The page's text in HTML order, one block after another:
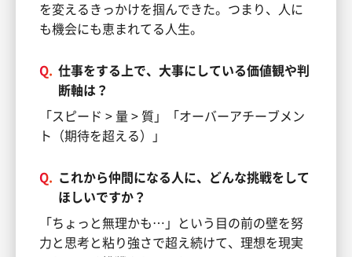
を変えるきっかけを掴んできた。つまり、人に
も機会にも恵まれてる人生。
Q. 仕事をする上で、大事にしている価値観や判
断軸は？
「スピード > 量 > 質」「オーバーアチーブメン
ト（期待を超える）」
Q.
これから仲間になる人に、どんな挑戦をして
ほしいですか？
「ちょっと無理かも…」という目の前の壁を努
力と思考と粘り強さで超え続けて、理想を現実